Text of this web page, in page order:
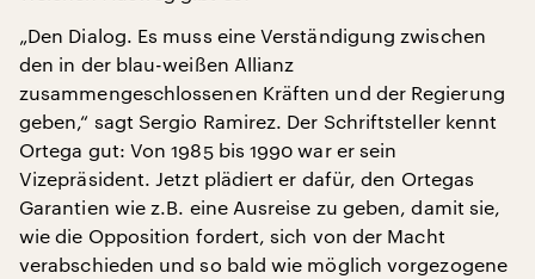
„Den Dialog. Es muss eine Verständigung zwischen
den in der blau-weißen Allianz
zusammengeschlossenen Kräften und der Regierung
geben,“ sagt Sergio Ramirez. Der Schriftsteller kennt
Ortega gut: Von 1985 bis 1990 war er sein
Vizepräsident. Jetzt plädiert er dafür, den Ortegas
Garantien wie z.B. eine Ausreise zu geben, damit sie,
wie die Opposition fordert, sich von der Macht
verabschieden und so bald wie möglich vorgezogene